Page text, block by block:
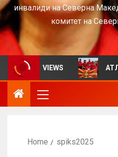
инвалиди на Северна
комитет на
за VIEWS
Home spiks2025